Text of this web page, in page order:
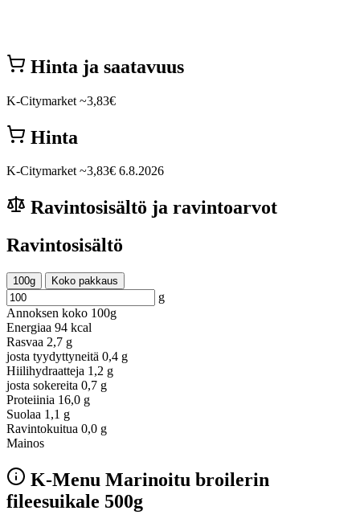
Hinta ja saatavuus
K-Citymarket ~3,83€
Hinta
K-Citymarket ~3,83€ 6.8.2026
Ravintosisältö ja ravintoarvot
Ravintosisältö
100g Koko pakkaus
g
Annoksen koko 100g
Energiaa 94 kcal
Rasvaa 2,7 g
josta tyydyttyneitä 0,4 g
Hiilihydraatteja 1,2 g
josta sokereita 0,7 g
Proteiinia 16,0 g
Suolaa 1,1 g
Ravintokuitua 0,0 g
Mainos
K-Menu Marinoitu broilerin
fileesuikale 500g